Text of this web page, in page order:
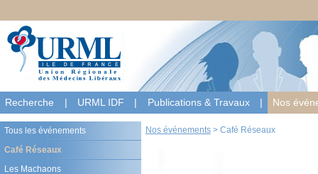
Recherche | URML IDF | Publications & Travaux | Nos
Nos événements > Café Réseaux
Tous les événements
Café Réseaux
Les Machaons